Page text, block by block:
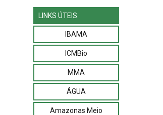
LINKS ÚTEIS
IBAMA
ICMBio
MMA
ÁGUA
Amazonas Meio